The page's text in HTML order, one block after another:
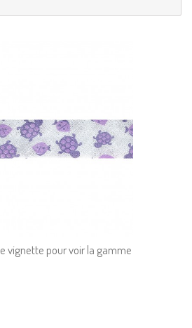
vignette pour voir la gamme